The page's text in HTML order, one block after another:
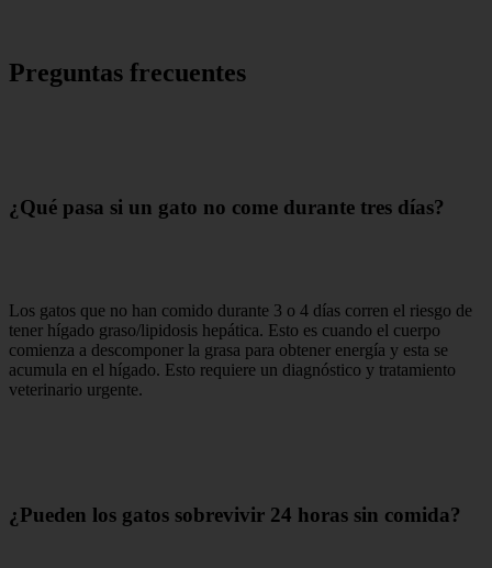
Preguntas frecuentes
¿Qué pasa si un gato no come durante tres días?
Los gatos que no han comido durante 3 o 4 días corren el riesgo de
tener hígado graso/lipidosis hepática. Esto es cuando el cuerpo
comienza a descomponer la grasa para obtener energía y esta se
acumula en el hígado. Esto requiere un diagnóstico y tratamiento
veterinario urgente.
¿Pueden los gatos sobrevivir 24 horas sin comida?